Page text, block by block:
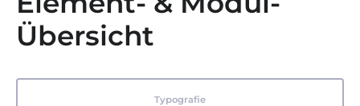
Übersicht
Typografie